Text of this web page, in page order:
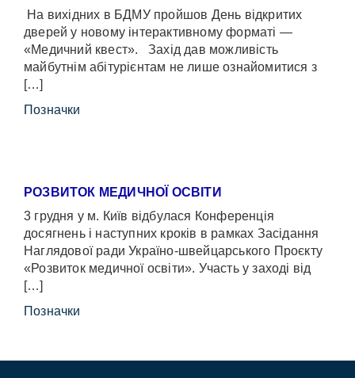
На вихідних в БДМУ пройшов День відкритих
дверей у новому інтерактивному форматі —
«Медичний квест». Захід дав можливість
майбутнім абітурієнтам не лише ознайомитися з
[…]
Позначки
РОЗВИТОК МЕДИЧНОЇ ОСВІТИ
3 грудня у м. Київ відбулася Конференція
досягнень і наступних кроків в рамках Засідання
Наглядової ради Україно-швейцарського Проєкту
«Розвиток медичної освіти». Участь у заході від
[…]
Позначки